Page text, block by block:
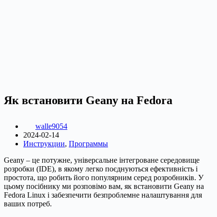
Як встановити Geany на Fedora
walle9054
2024-02-14
Инструкции, Программы
Geany – це потужне, універсальне інтегроване середовище
розробки (IDE), в якому легко поєднуються ефективність і
простота, що робить його популярним серед розробників. У
цьому посібнику ми розповімо вам, як встановити Geany на
Fedora Linux і забезпечити безпроблемне налаштування для
ваших потреб.